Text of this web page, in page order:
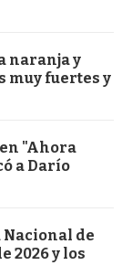
naranja y
muy fuertes y
"Ahora
a Darío
Nacional de
2026 y los